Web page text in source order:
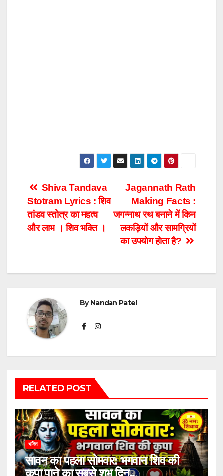
Post
navigation
Jagannath Rath
Making Facts :
जगन्नाथ रथ बनाने में किन
लकड़ियों और सामग्रियों
का उपयोग होता है?
Shiva Tandava
Stotram Lyrics : शिव
तांडव स्तोत्र का महत्व
और लाभ । शिव भक्ति ।
ByNandan Patel
RELATED POST
भक्ति
सावन का पहला सोमवार: भगवान शिव की
कृपा पाने का सबसे शुभ दिन..